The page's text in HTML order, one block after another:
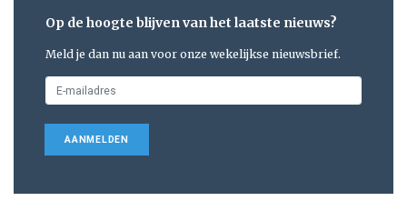
Op de hoogte blijven van het laatste nieuws?
Meld je dan nu aan voor onze wekelijkse nieuwsbrief.
AANMELDEN